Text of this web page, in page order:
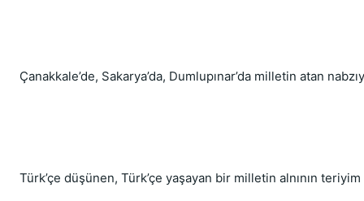
Çanakkale’de, Sakarya’da, Dumlupınar’da milletin atan
Türk’çe düşünen, Türk’çe yaşayan bir milletin alnının teriyim